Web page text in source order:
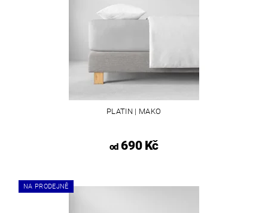
PLATIN | MAKO
od690 Kč
NA PRODEJNĚ